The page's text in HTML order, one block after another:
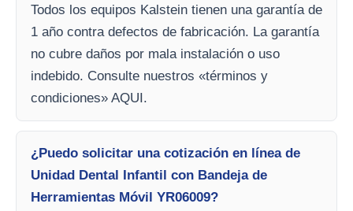
Todos los equipos Kalstein tienen una garantía de
1 año contra defectos de fabricación. La garantía
no cubre daños por mala instalación o uso
indebido. Consulte nuestros «términos y
condiciones» AQUI.
¿Puedo solicitar una cotización en línea de
Unidad Dental Infantil con Bandeja de
Herramientas Móvil YR06009?